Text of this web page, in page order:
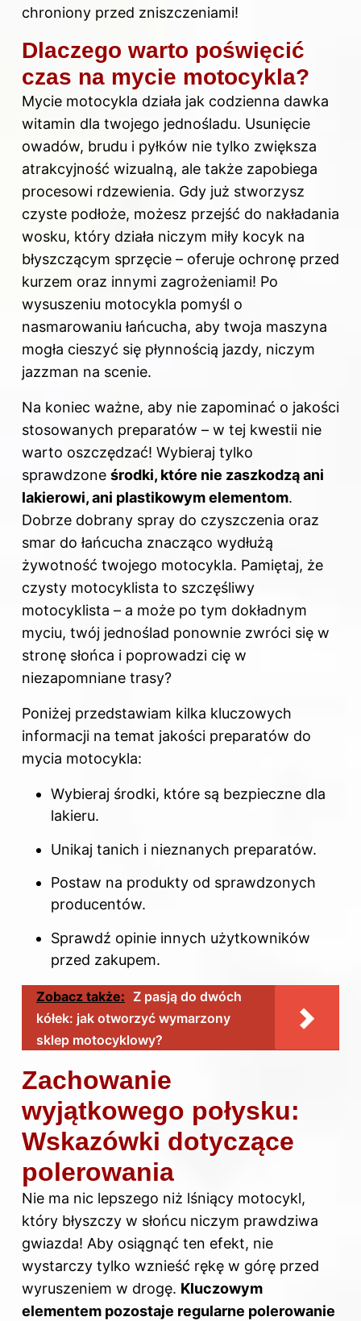
chroniony przed zniszczeniami!
Dlaczego warto poświęcić
czas na mycie motocykla?
Mycie motocykla działa jak codzienna dawka
witamin dla twojego jednośladu. Usunięcie
owadów, brudu i pyłków nie tylko zwiększa
atrakcyjność wizualną, ale także zapobiega
procesowi rdzewienia. Gdy już stworzysz
czyste podłoże, możesz przejść do nakładania
wosku, który działa niczym miły kocyk na
błyszczącym sprzęcie – oferuje ochronę przed
kurzem oraz innymi zagrożeniami! Po
wysuszeniu motocykla pomyśl o
nasmarowaniu łańcucha, aby twoja maszyna
mogła cieszyć się płynnością jazdy, niczym
jazzman na scenie.
Na koniec ważne, aby nie zapominać o jakości
stosowanych preparatów – w tej kwestii nie
warto oszczędzać! Wybieraj tylko
sprawdzone środki, które nie zaszkodzą ani
lakierowi, ani plastikowym elementom.
Dobrze dobrany spray do czyszczenia oraz
smar do łańcucha znacząco wydłużą
żywotność twojego motocykla. Pamiętaj, że
czysty motocyklista to szczęśliwy
motocyklista – a może po tym dokładnym
myciu, twój jednoślad ponownie zwróci się w
stronę słońca i poprowadzi cię w
niezapomniane trasy?
Poniżej przedstawiam kilka kluczowych
informacji na temat jakości preparatów do
mycia motocykla:
Wybieraj środki, które są bezpieczne dla
lakieru.
Unikaj tanich i nieznanych preparatów.
Postaw na produkty od sprawdzonych
producentów.
Sprawdź opinie innych użytkowników
przed zakupem.
Zobacz także: Z pasją do dwóch
kółek: jak otworzyć wymarzony
sklep motocyklowy?
Zachowanie
wyjątkowego połysku:
Wskazówki dotyczące
polerowania
Nie ma nic lepszego niż lśniący motocykl,
który błyszczy w słońcu niczym prawdziwa
gwiazda! Aby osiągnąć ten efekt, nie
wystarczy tylko wznieść rękę w górę przed
wyruszeniem w drogę. Kluczowym
elementem pozostaje regularne polerowanie